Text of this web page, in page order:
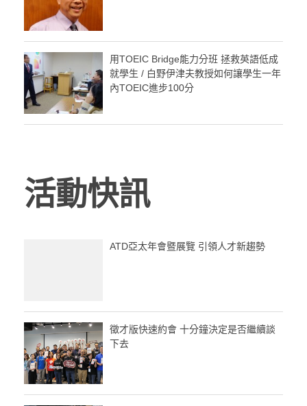
用TOEIC Bridge能力分班 拯救英語低成
就學生 / 白野伊津夫教授如何讓學生一年
內TOEIC進步100分
活動快訊
ATD亞太年會暨展覽 引領人才新趨勢
徵才版快速約會 十分鐘決定是否繼續談
下去